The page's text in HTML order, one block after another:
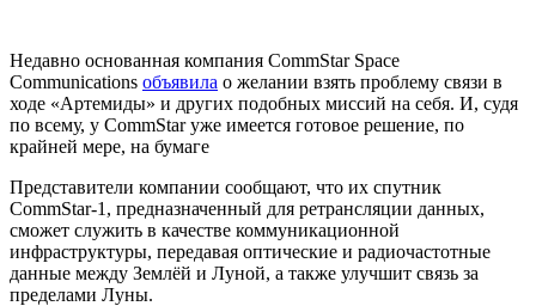
Недавно основанная компания CommStar Space
Communications объявила о желании взять проблему связи в
ходе «Артемиды» и других подобных миссий на себя. И, судя
по всему, у CommStar уже имеется готовое решение, по
крайней мере, на бумаге
Представители компании сообщают, что их спутник
CommStar-1, предназначенный для ретрансляции данных,
сможет служить в качестве коммуникационной
инфраструктуры, передавая оптические и радиочастотные
данные между Землёй и Луной, а также улучшит связь за
пределами Луны.